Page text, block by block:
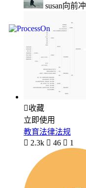
susan向前冲
收藏
立即使用
教育法律法规
 2.3k  46  1